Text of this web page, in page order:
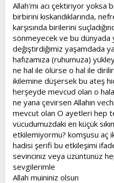
Allah'mı acı çektiriyor yoksa
birbirini kıskandıklarında,
karşısında birilerini
sönmeyecek ve bu dünyada
değiştirdiğimiz yaşamdada
hafızamıza (ruhumuza)
ne hal ile ölürse o hal ile
ikilemine düşersek bu ateş
herşeyde mevcud olan o
ne yana çevirsen Allahın
mevcut olan O ayetleri hep
vücudumuzdaki en küçük
etkilemiyormu? komşusu aç
hadisi şerifi bu etkileşimi
sevinciniz veya üzüntünüz
sevgilerimle
Allah muininiz olsun